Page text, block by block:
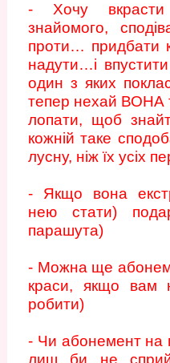
- Хочу
знайомого,
проти… придбати
надути…і
один з яких
тепер нехай ВОНА
лопати, щоб
кожній таке
лусну, ніж їх усіх
- Якщо вона
нею стати)
парашута)
- Можна ще
краси, якщо вам
робити)
- Чи абонемент на
лиш би не